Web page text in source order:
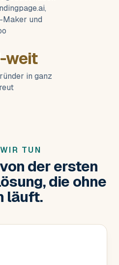
Maker und
-weit
in ganz
TUN
der ersten
die ohne
läuft.